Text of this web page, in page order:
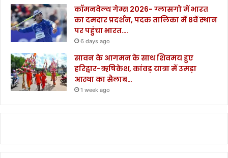
कॉमनवेल्थ गेम्स 2026- ग्लासगो में भारत
का दमदार प्रदर्शन, पदक तालिका में 8वें स्थान
पर पहुंचा भारत….
6 days ago
सावन के आगमन के साथ शिवमय हुए
हरिद्वार-ऋषिकेश, कांवड़ यात्रा में उमड़ा
आस्था का सैलाब…
1 week ago